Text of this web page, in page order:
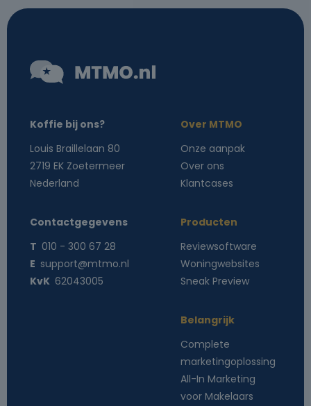
Koffie bij ons?
Louis Braillelaan 80
2719 EK Zoetermeer
Nederland
Contactgegevens
T 010 - 300 67 28
E support@mtmo.nl
KvK 62043005
Over MTMO
Onze aanpak
Over ons
Klantcases
Producten
Reviewsoftware
Woningwebsites
Sneak Preview
Belangrijk
Complete
marketingoplossing
All-In Marketing
voor Makelaars